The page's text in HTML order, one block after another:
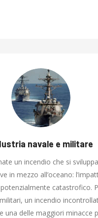
navale e militare
un incendio che si
in mezzo all’oceano:
catastrofico.
un incendio
una delle maggiori minacce